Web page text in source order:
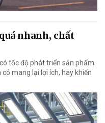
nhanh, chất
tốc độ phát triển sản phẩm
mang lại lợi ích, hay khiến